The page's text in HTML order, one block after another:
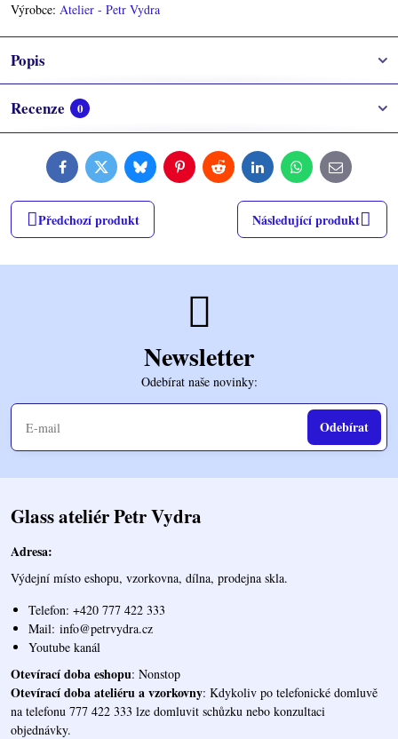
Výrobce: Atelier - Petr Vydra
Popis
Recenze 0
FacebookTwitterBlueskyPinterestReddit LinkedInWhatsApp
E-
mail
Předchozí produkt Následující produkt
Newsletter
Odebírat naše novinky:
Odebírat
Glass ateliér Petr Vydra
Adresa:
Výdejní místo eshopu, vzorkovna, dílna, prodejna skla.
Telefon: +420 777 422 333
Mail: info@petrvydra.cz
Youtube kanál
Otevírací doba eshopu: Nonstop
Otevírací doba ateliéru a vzorkovny: Kdykoliv po telefonické domluvě
na telefonu 777 422 333 lze domluvit schůzku nebo konzultaci
objednávky.